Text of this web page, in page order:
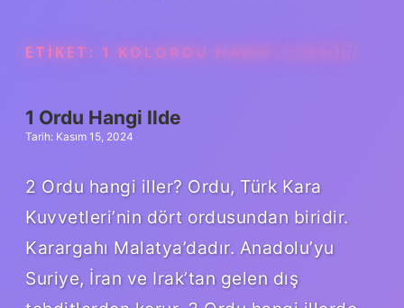
ETIKET: 1 KOLORDU HANGI ILDEDIR
1 Ordu Hangi Ilde
Tarih: Kasım 15, 2024
2 Ordu hangi iller? Ordu, Türk Kara
Kuvvetleri’nin dört ordusundan biridir.
Karargahı Malatya’dadır. Anadolu’yu
Suriye, İran ve Irak’tan gelen dış